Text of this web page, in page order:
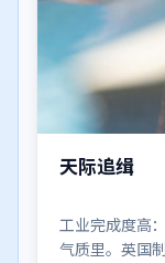
天际追缉
工业完成度高
气质里。英国